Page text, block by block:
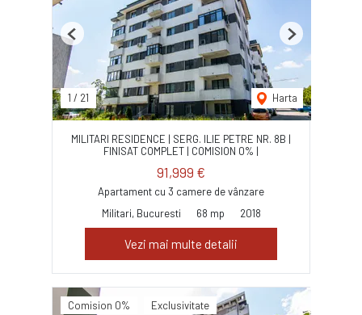
1 / 21 Harta
Previous Next
MILITARI RESIDENCE | SERG. ILIE PETRE NR. 8B |
FINISAT COMPLET | COMISION 0% |
91,999 €
Apartament cu 3 camere de vânzare
Militari, Bucuresti
68 mp 2018
Vezi mai multe detalii
Comision 0% Exclusivitate